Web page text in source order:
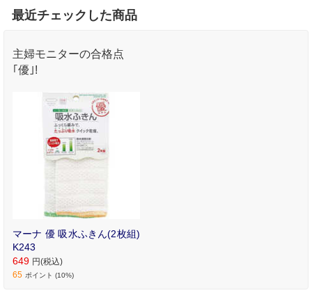
最近チェックした商品
主婦モニターの合格点
｢優｣!
マーナ 優 吸水ふきん(2枚組)
K243
649 円(税込)
65 ポイント (10%)